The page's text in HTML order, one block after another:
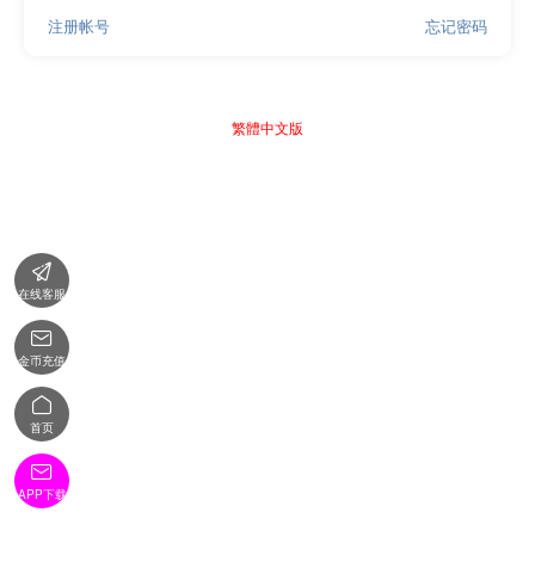
忘记密码
注册帐号
繁體中文版

在线客服

金币充值

首页

APP下载